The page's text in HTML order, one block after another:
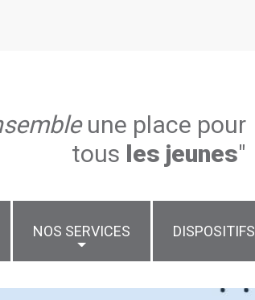
une place pour
tous les jeunes"
NOS SERVICES DISPOSITIFS